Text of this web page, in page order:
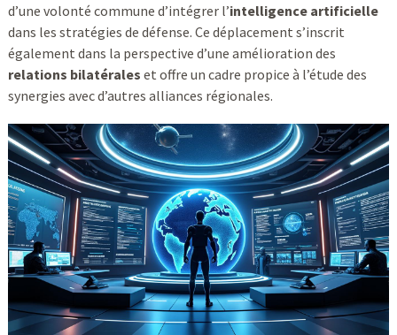
d’une volonté commune d’intégrer l’intelligence artificielle
dans les stratégies de défense. Ce déplacement s’inscrit
également dans la perspective d’une amélioration des
relations bilatérales et offre un cadre propice à l’étude des
synergies avec d’autres alliances régionales.